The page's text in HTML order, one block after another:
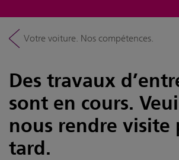
Votre voiture. Nos compétences.
Des travaux
sont en cours.
nous rendre visite
tard.